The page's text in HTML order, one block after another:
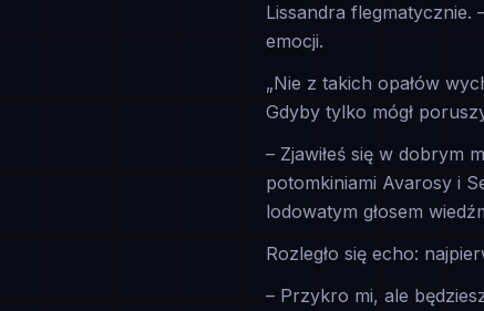
Lissandra flegmatycznie.
emocji.
„Nie z takich opałów
Gdyby tylko mógł
– Zjawiłeś się w dobrym
potomkiniami Avarosy i
lodowatym głosem
Rozległo się echo:
– Przykro mi, ale